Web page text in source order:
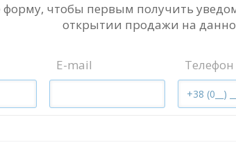
форму, чтобы первым получить
открытии продажи на
E-mail Телефон